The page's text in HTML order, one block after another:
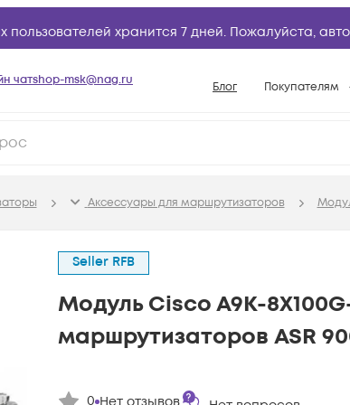
пользователей хранится 7 дней. Пожалуйста,
чатshop-msk@nag.ru Блог Покупателям
Условия
Вопросы и
База знаний
Аксессуары для маршрутизаторов
Seller RFB
Модуль Cisco A9K-
маршрутизаторов ASR
0 Нет отзывов